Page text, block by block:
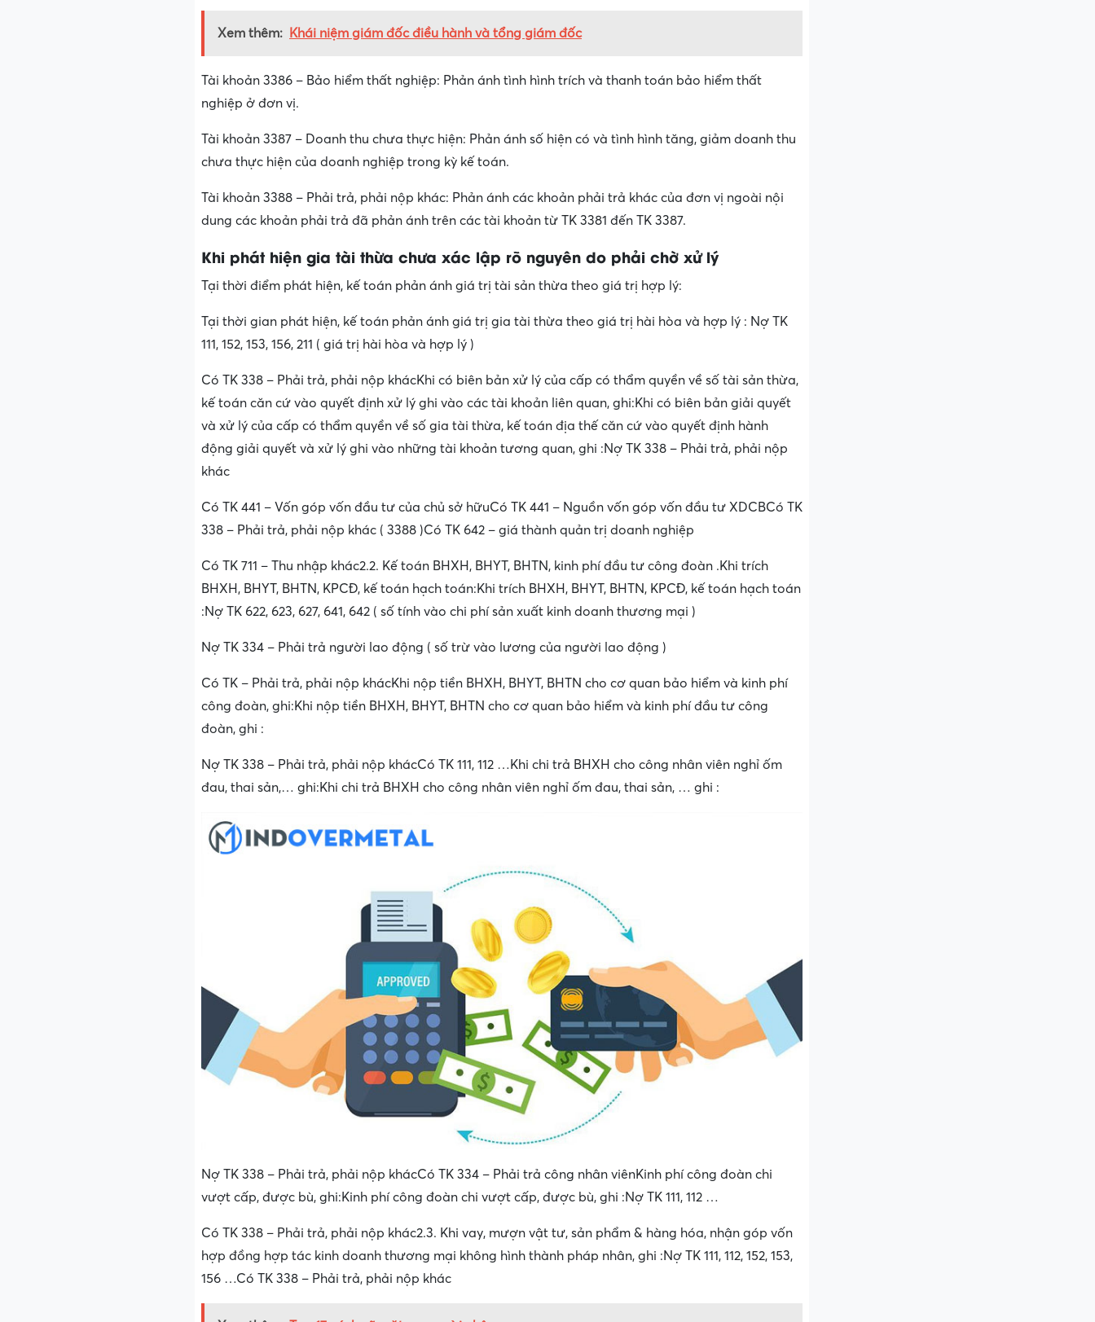
Xem thêm: Khái niệm giám đốc điều hành và tổng giám đốc
Tài khoản 3386 – Bảo hiểm thất nghiệp: Phản ánh tình hình trích và thanh toán bảo hiểm thất
nghiệp ở đơn vị.
Tài khoản 3387 – Doanh thu chưa thực hiện: Phản ánh số hiện có và tình hình tăng, giảm doanh thu
chưa thực hiện của doanh nghiệp trong kỳ kế toán.
Tài khoản 3388 – Phải trả, phải nộp khác: Phản ánh các khoản phải trả khác của đơn vị ngoài nội
dung các khoản phải trả đã phản ánh trên các tài khoản từ TK 3381 đến TK 3387.
Khi phát hiện gia tài thừa chưa xác lập rõ nguyên do phải chờ xử lý
Tại thời điểm phát hiện, kế toán phản ánh giá trị tài sản thừa theo giá trị hợp lý:
Tại thời gian phát hiện, kế toán phản ánh giá trị gia tài thừa theo giá trị hài hòa và hợp lý : Nợ TK
111, 152, 153, 156, 211 ( giá trị hài hòa và hợp lý )
Có TK 338 – Phải trả, phải nộp khácKhi có biên bản xử lý của cấp có thẩm quyền về số tài sản thừa,
kế toán căn cứ vào quyết định xử lý ghi vào các tài khoản liên quan, ghi:Khi có biên bản giải quyết
và xử lý của cấp có thẩm quyền về số gia tài thừa, kế toán địa thế căn cứ vào quyết định hành
động giải quyết và xử lý ghi vào những tài khoản tương quan, ghi :Nợ TK 338 – Phải trả, phải nộp
khác
Có TK 441 – Vốn góp vốn đầu tư của chủ sở hữuCó TK 441 – Nguồn vốn góp vốn đầu tư XDCBCó TK
338 – Phải trả, phải nộp khác ( 3388 )Có TK 642 – giá thành quản trị doanh nghiệp
Có TK 711 – Thu nhập khác2.2. Kế toán BHXH, BHYT, BHTN, kinh phí đầu tư công đoàn .Khi trích
BHXH, BHYT, BHTN, KPCĐ, kế toán hạch toán:Khi trích BHXH, BHYT, BHTN, KPCĐ, kế toán hạch toán
:Nợ TK 622, 623, 627, 641, 642 ( số tính vào chi phí sản xuất kinh doanh thương mại )
Nợ TK 334 – Phải trả người lao động ( số trừ vào lương của người lao động )
Có TK – Phải trả, phải nộp khácKhi nộp tiền BHXH, BHYT, BHTN cho cơ quan bảo hiểm và kinh phí
công đoàn, ghi:Khi nộp tiền BHXH, BHYT, BHTN cho cơ quan bảo hiểm và kinh phí đầu tư công
đoàn, ghi :
Nợ TK 338 – Phải trả, phải nộp khácCó TK 111, 112 …Khi chi trả BHXH cho công nhân viên nghỉ ốm
đau, thai sản,… ghi:Khi chi trả BHXH cho công nhân viên nghỉ ốm đau, thai sản, … ghi :
Nợ TK 338 – Phải trả, phải nộp khácCó TK 334 – Phải trả công nhân viênKinh phí công đoàn chi
vượt cấp, được bù, ghi:Kinh phí công đoàn chi vượt cấp, được bù, ghi :Nợ TK 111, 112 …
Có TK 338 – Phải trả, phải nộp khác2.3. Khi vay, mượn vật tư, sản phẩm & hàng hóa, nhận góp vốn
hợp đồng hợp tác kinh doanh thương mại không hình thành pháp nhân, ghi :Nợ TK 111, 112, 152, 153,
156 …Có TK 338 – Phải trả, phải nộp khác